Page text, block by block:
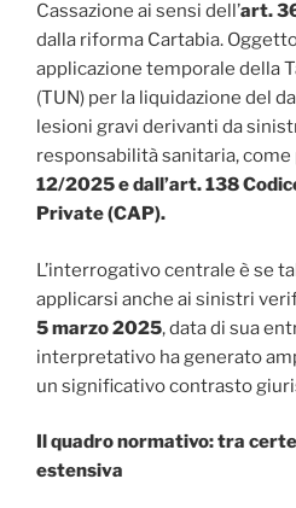
Cassazione ai sensi dell’art.
dalla riforma Cartabia.
applicazione temporale della
(TUN) per la liquidazione del
lesioni gravi derivanti da
responsabilità sanitaria, come
12/2025 e dall’art. 138
Private (CAP).
L’interrogativo centrale è se
applicarsi anche ai sinistri
5 marzo 2025, data di sua
interpretativo ha generato
un significativo contrasto
Il quadro normativo: tra
estensiva